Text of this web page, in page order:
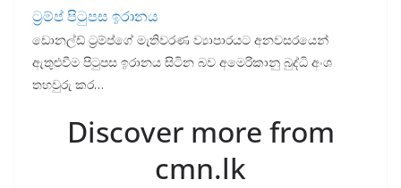
ට්‍රම්ප් පිටුපස ඉරානය
ඩොනල්ඩ් ට්‍රම්ප්ගේ මැතිවරණ ව්‍යාපාරයට අනවසරයෙන්
ඇතුළුවීම පිටුපස ඉරානය සිටින බව අමෙරිකානු බුද්ධි අංශ
තහවුරු කර…
Discover more from
cmn.lk